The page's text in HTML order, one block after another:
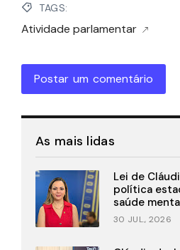
TAGS:
Atividade parlamentar
Postar um comentário
As mais lidas
Lei de
política
saúde
30 JUL., 2026